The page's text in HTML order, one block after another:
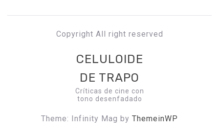
Copyright All right reserved
CELULOIDE
DE TRAPO
Críticas de cine con
tono desenfadado
Theme: Infinity Mag by ThemeinWP